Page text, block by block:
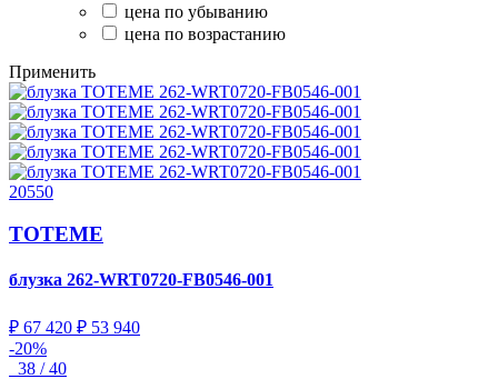
цена по убыванию
цена по возрастанию
Применить
20550
TOTEME
блузка 262-WRT0720-FB0546-001
₽ 67 420 ₽ 53 940
-20%
38 / 40